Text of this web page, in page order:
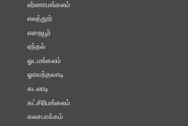
எர்ணாமங்கலம்
எலத்தூர்
எறையூர்
ஏந்தல்
ஓடமங்கலம்
ஓரவந்தவாடி
கடலாடி
கட்சிரிமங்கலம்
கலசபாக்கம்